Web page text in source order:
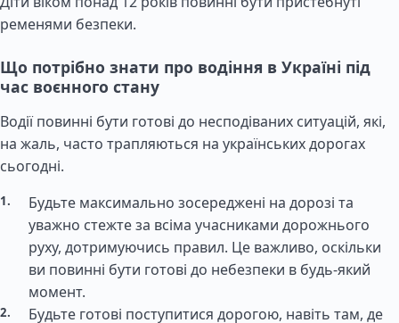
ременями безпеки.
Що потрібно знати про водіння в Україні під
час воєнного стану
Водії повинні бути готові до несподіваних ситуацій, які,
на жаль, часто трапляються на українських дорогах
сьогодні.
Будьте максимально зосереджені на дорозі та
уважно стежте за всіма учасниками дорожнього
руху, дотримуючись правил. Це важливо, оскільки
ви повинні бути готові до небезпеки в будь-який
момент.
Будьте готові поступитися дорогою, навіть там, де